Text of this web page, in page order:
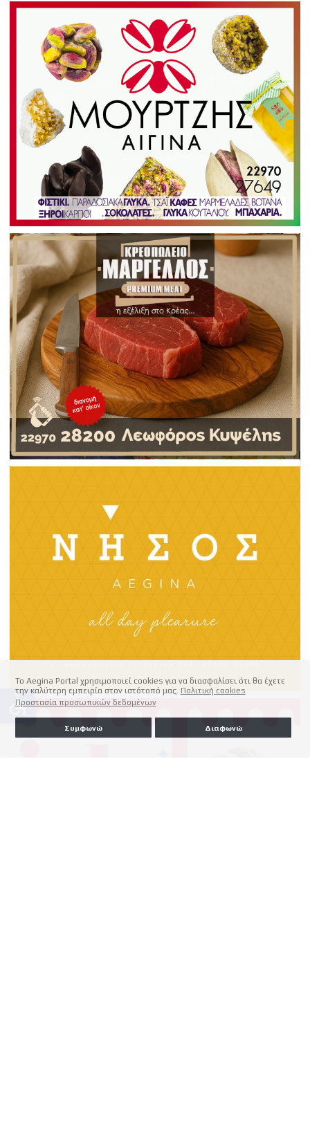
Το Aegina Portal χρησιμοποιεί cookies για να διασφαλίσει ότι θα έχετε
την καλύτερη εμπειρία στον ιστότοπό μας. Πολιτική cookies
Προστασία προσωπικών δεδομένων
Συμφωνώ Διαφωνώ
accessible